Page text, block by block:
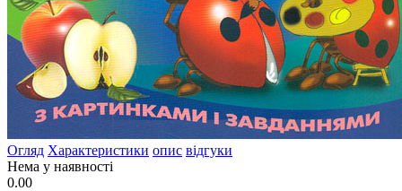
Огляд Характеристики опис відгуки
Нема у наявності
0.00